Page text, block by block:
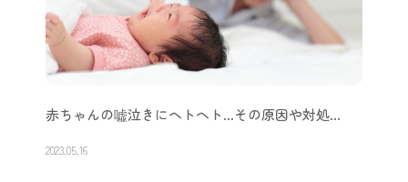
赤ちゃんの嘘泣きにヘトヘト…その原因や対処…
2023.05.16